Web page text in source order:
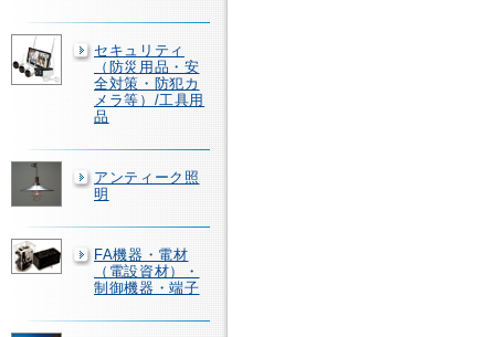
セキュリティ
（防災用品・安
全対策・防犯カ
メラ等）/工具用
品
アンティーク照
明
FA機器・電材
（電設資材）・
制御機器・端子